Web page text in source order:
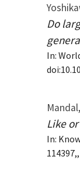
Do
In:
Like
In: